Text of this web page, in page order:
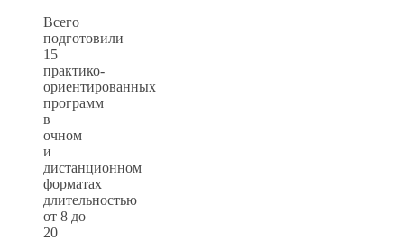
Всего
подготовили
15
практико-
ориентированных
программ
в
очном
и
дистанционном
форматах
длительностью
от 8 до
20